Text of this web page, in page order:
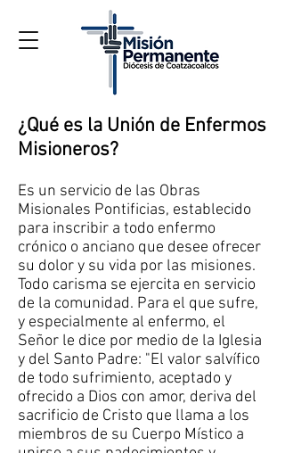
¿Qué es la Unión de Enfermos
Misioneros?
Es un servicio de las Obras
Misionales Pontificias, establecido
para inscribir a todo enfermo
crónico o anciano que desee ofrecer
su dolor y su vida por las misiones.
Todo carisma se ejercita en servicio
de la comunidad. Para el que sufre,
y especialmente al enfermo, el
Señor le dice por medio de la Iglesia
y del Santo Padre: "El valor salvífico
de todo sufrimiento, aceptado y
ofrecido a Dios con amor, deriva del
sacrificio de Cristo que llama a los
miembros de su Cuerpo Místico a